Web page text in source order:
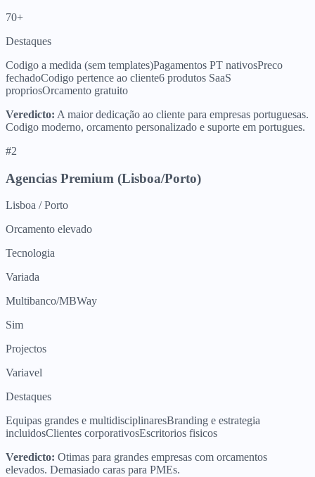
70+
Destaques
Codigo a medida (sem templates)Pagamentos PT nativosPreco
fechadoCodigo pertence ao cliente6 produtos SaaS
propriosOrcamento gratuito
Veredicto: A maior dedicação ao cliente para empresas portuguesas.
Codigo moderno, orcamento personalizado e suporte em portugues.
#2
Agencias Premium (Lisboa/Porto)
Lisboa / Porto
Orcamento elevado
Tecnologia
Variada
Multibanco/MBWay
Sim
Projectos
Variavel
Destaques
Equipas grandes e multidisciplinaresBranding e estrategia
incluidosClientes corporativosEscritorios fisicos
Veredicto: Otimas para grandes empresas com orcamentos
elevados. Demasiado caras para PMEs.